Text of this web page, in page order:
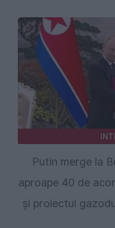
Putin merge la
aproape 40 de
și proiectul